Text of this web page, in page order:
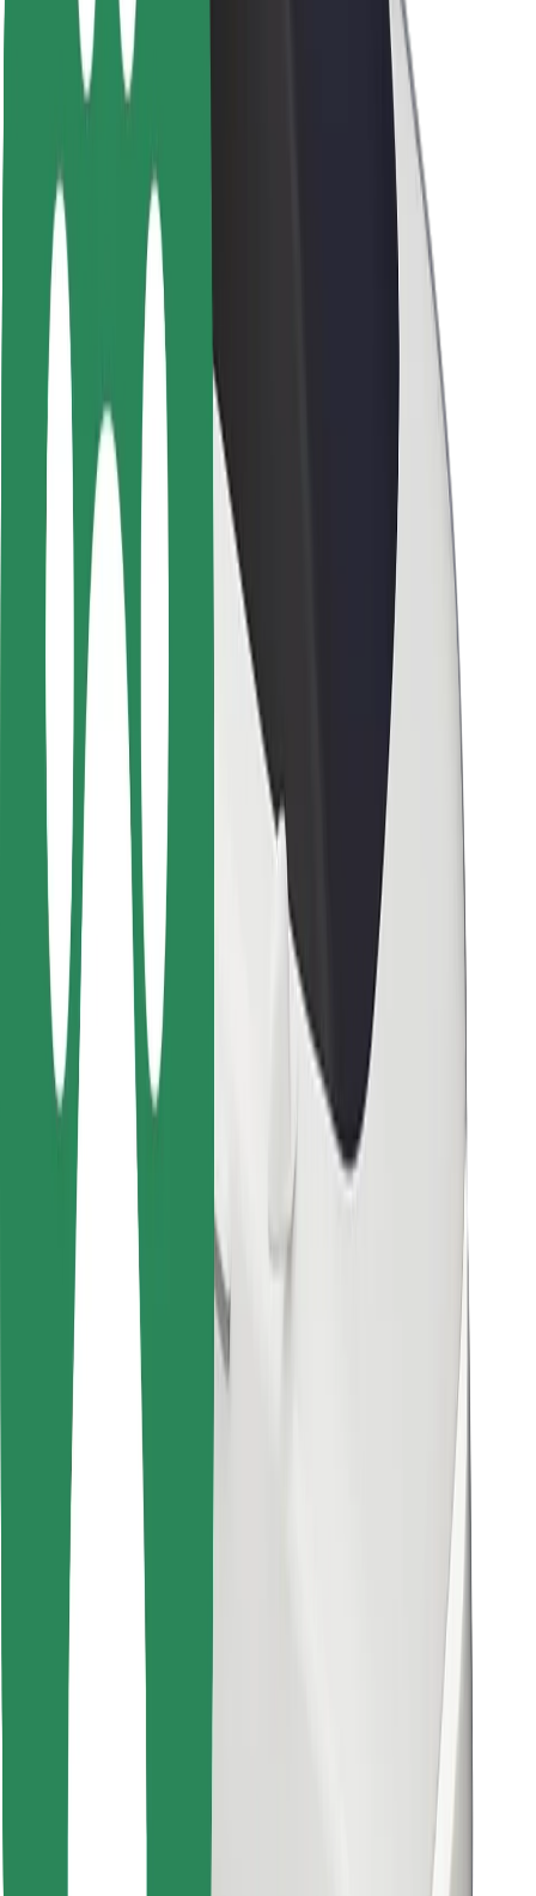
ბრენდი
მედია
ურბანული ფონდი
მგზავრების უსაფრთხოება
მძღოლების უსაფრთხოება
სკუტერის უსაფრთხოება
უსაფრთხოება
ლოკაციები
ქალაქი უკეთესობისკენ
აეროპორტები
Bolt-ის დასატენი სადგური
მხარდაჭერა
მგზავრებისთვის
მძღოლებისთვის
კურიერებისთვის
Bolt Food
ავტოპარკის მფლობელებისთვის
რესტორნებისთვის
Bolt for Business
სხვა
მომწოდებლები
წესები და პირობები
Cookies
უსაფრთხოება
მიიღე მომსახურება რამდენიმე წუთში!
გადმოწერე Bolt
იპოვე შენი საყვარელი კერძები!
გადმოწერე Bolt Food